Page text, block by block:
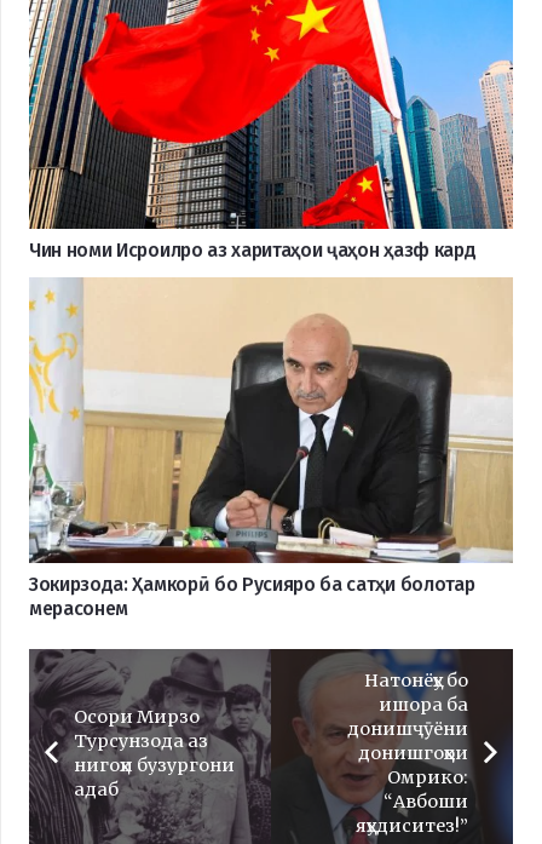
Чин номи Исроилро аз харитаҳои ҷаҳон ҳазф кард
Зокирзода: Ҳамкорӣ бо Русияро ба сатҳи болотар
мерасонем
Осори Мирзо
Турсунзода аз
нигоҳи бузургони
адаб
Натонёҳу бо
ишора ба
донишҷӯёни
донишгоҳҳои
Омрико:
“Авбоши
яҳудиситез!”